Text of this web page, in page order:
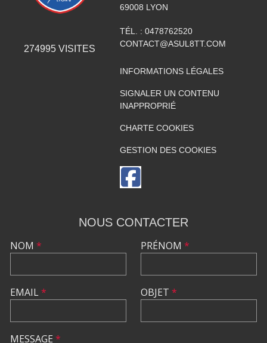
274995 VISITES
69008 LYON
TÉL. : 0478762520
CONTACT@ASUL8TT.COM
INFORMATIONS LÉGALES
SIGNALER UN CONTENU
INAPPROPRIÉ
CHARTE COOKIES
GESTION DES COOKIES
NOUS CONTACTER
NOM *
EMAIL*
PRÉNOM *
OBJET *
MESSAGE *